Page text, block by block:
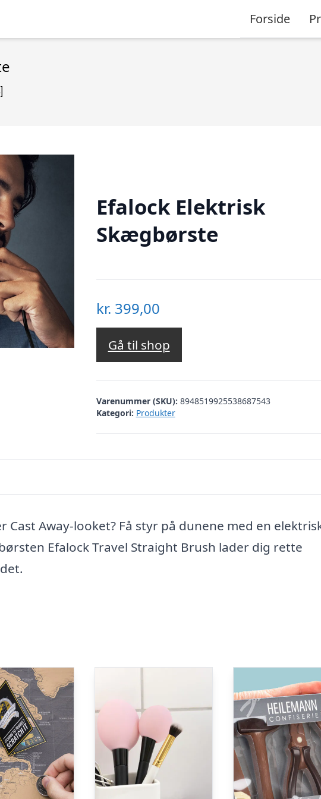
Forside
Efalock Elektrisk
Skægbørste
kr. 399,00
Gå til shop
Varenummer (SKU): 8948519925538687543
Kategori: Produkter
Away-looket? Få styr på dunene med en
Efalock Travel Straight Brush lader dig rette